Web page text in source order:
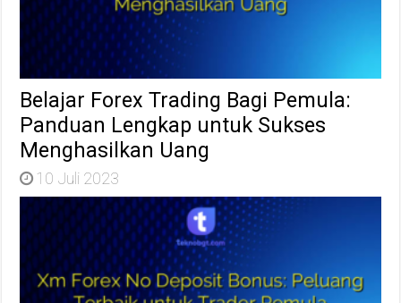
Belajar Forex Trading Bagi Pemula:
Panduan Lengkap untuk Sukses
Menghasilkan Uang
10 Juli 2023